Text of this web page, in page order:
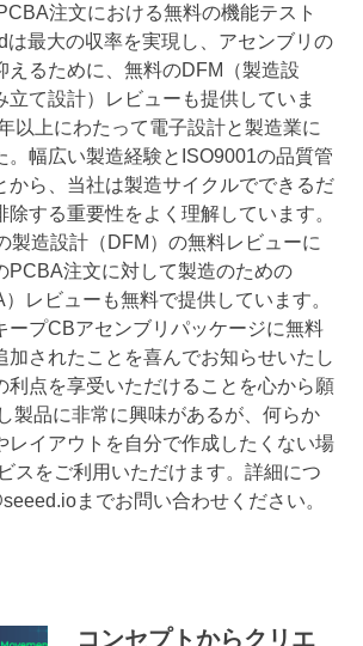
注文における無料の機能テスト
は最大の収率を実現し、アセンブリの
えるために、無料のDFM（製造設
立て設計）レビューも提供していま
以上にわたって電子設計と製造業に
。幅広い製造経験とISO9001の品質管
から、当社は製造サイクルでできるだ
除する重要性をよく理解しています。
製造設計（DFM）の無料レビューに
PCBA注文に対して製造のための
レビューも無料で提供しています。
ープCBアセンブリパッケージに無料
加されたことを喜んでお知らせいたし
利点を享受いただけることを心から願
製品に非常に興味があるが、何らか
レイアウトを自分で作成したくない場
スをご利用いただけます。詳細につ
までお問い合わせください。
コンセプトからクリエ